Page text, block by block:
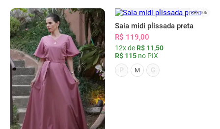
REF 106
Saia midi plissada preta
R$ 119,00
12x de R$ 11,50
R$ 115 no PIX
P
M G